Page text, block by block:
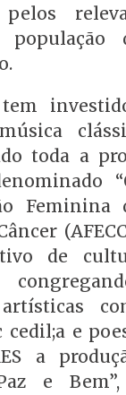
tem
toda a
Feminina
de
cedil;a e
a
e